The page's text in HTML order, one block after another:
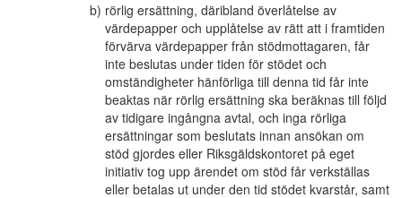
rörlig ersättning, däribland överlåtelse av
värdepapper och upplåtelse av rätt att i framtiden
förvärva värdepapper från stödmottagaren, får
inte beslutas under tiden för stödet och
omständigheter hänförliga till denna tid får inte
beaktas när rörlig ersättning ska beräknas till följd
av tidigare ingångna avtal, och inga rörliga
ersättningar som beslutats innan ansökan om
stöd gjordes eller Riksgäldskontoret på eget
initiativ tog upp ärendet om stöd får verkställas
eller betalas ut under den tid stödet kvarstår, samt